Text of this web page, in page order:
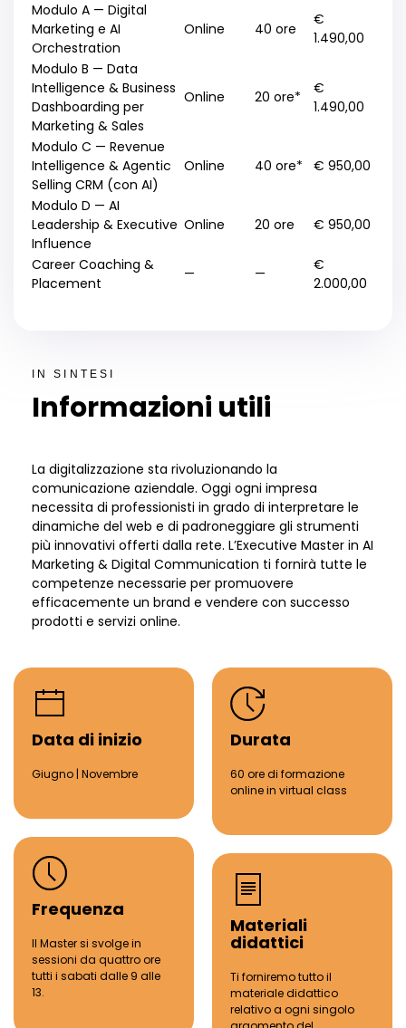
Modulo A — Digital
Marketing e AI
Orchestration
Online 40 ore
€
1.490,00
Modulo B — Data
Intelligence & Business
Dashboarding per
Marketing & Sales
Online 20 ore*
€
1.490,00
Modulo C — Revenue
Intelligence & Agentic
Selling CRM (con AI)
Online 40 ore* € 950,00
Modulo D — AI
Leadership & Executive
Influence
Online 20 ore € 950,00
Career Coaching &
Placement
— —
€
2.000,00
IN SINTESI
Informazioni utili
La digitalizzazione sta rivoluzionando la
comunicazione aziendale. Oggi ogni impresa
necessita di professionisti in grado di interpretare le
dinamiche del web e di padroneggiare gli strumenti
più innovativi offerti dalla rete. L’Executive Master in AI
Marketing & Digital Communication ti fornirà tutte le
competenze necessarie per promuovere
efficacemente un brand e vendere con successo
prodotti e servizi online.
Data di inizio
Giugno | Novembre
Durata
60 ore di formazione
online in virtual class
Frequenza
Il Master si svolge in
sessioni da quattro ore
tutti i sabati dalle 9 alle
13.
Materiali
didattici
Ti forniremo tutto il
materiale didattico
relativo a ogni singolo